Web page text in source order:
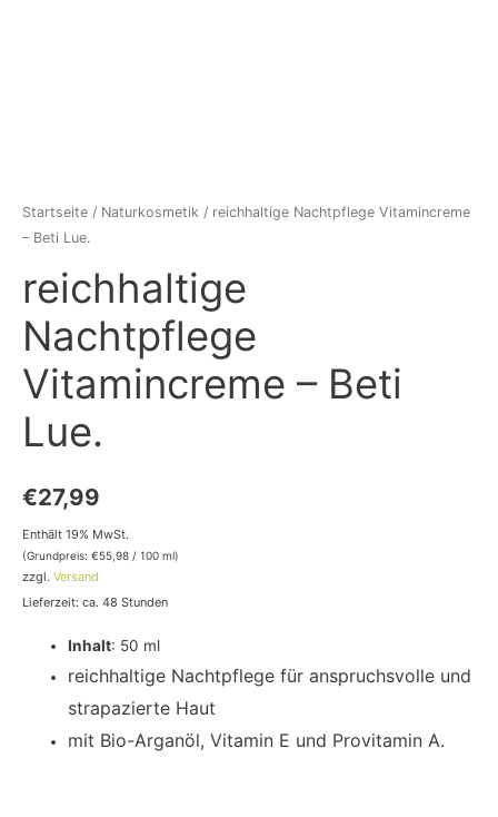
Startseite / Naturkosmetik / reichhaltige Nachtpflege Vitamincreme
– Beti Lue.
reichhaltige
Nachtpflege
Vitamincreme – Beti
Lue.
€27,99
Enthält 19% MwSt.
(Grundpreis: €55,98 / 100 ml)
zzgl. Versand
Lieferzeit: ca. 48 Stunden
Inhalt: 50 ml
reichhaltige Nachtpflege für anspruchsvolle und
strapazierte Haut
mit Bio-Arganöl, Vitamin E und Provitamin A.